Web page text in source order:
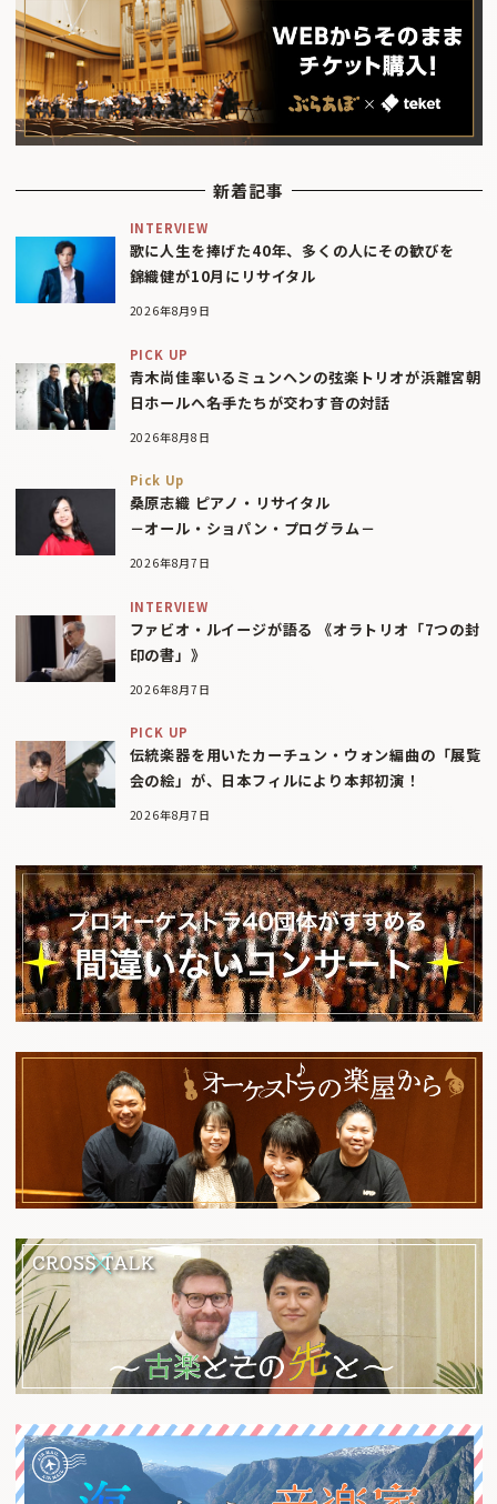
新着記事
INTERVIEW
歌に人生を捧げた40年、多くの人にその歓びを
錦織健が10月にリサイタル
2026年8月9日
PICK UP
青木尚佳率いるミュンヘンの弦楽トリオが浜離宮朝
日ホールへ――名手たちが交わす音の対話
2026年8月8日
Pick Up
桑原志織 ピアノ・リサイタル
－オール・ショパン・プログラム－
2026年8月7日
INTERVIEW
ファビオ・ルイージが語る 《オラトリオ「7つの封
印の書」》
2026年8月7日
PICK UP
伝統楽器を用いたカーチュン・ウォン編曲の「展覧
会の絵」が、日本フィルにより本邦初演！
2026年8月7日